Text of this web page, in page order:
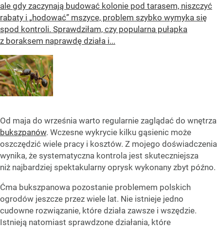
ale gdy zaczynają budować kolonie pod tarasem, niszczyć
rabaty i „hodować” mszyce, problem szybko wymyka się
spod kontroli. Sprawdziłam, czy popularna pułapka
z boraksem naprawdę działa i...
Od maja do września warto regularnie zaglądać do wnętrza
bukszpanów. Wczesne wykrycie kilku gąsienic może
oszczędzić wiele pracy i kosztów. Z mojego doświadczenia
wynika, że systematyczna kontrola jest skuteczniejsza
niż najbardziej spektakularny oprysk wykonany zbyt późno.
Ćma bukszpanowa pozostanie problemem polskich
ogrodów jeszcze przez wiele lat. Nie istnieje jedno
cudowne rozwiązanie, które działa zawsze i wszędzie.
Istnieją natomiast sprawdzone działania, które